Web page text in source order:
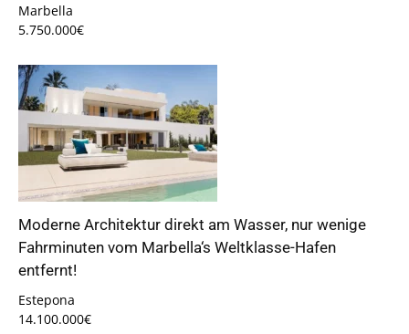
Marbella
5.750.000€
Moderne Architektur direkt am Wasser, nur wenige
Fahrminuten vom Marbella‘s Weltklasse-Hafen
entfernt!
Estepona
14.100.000€